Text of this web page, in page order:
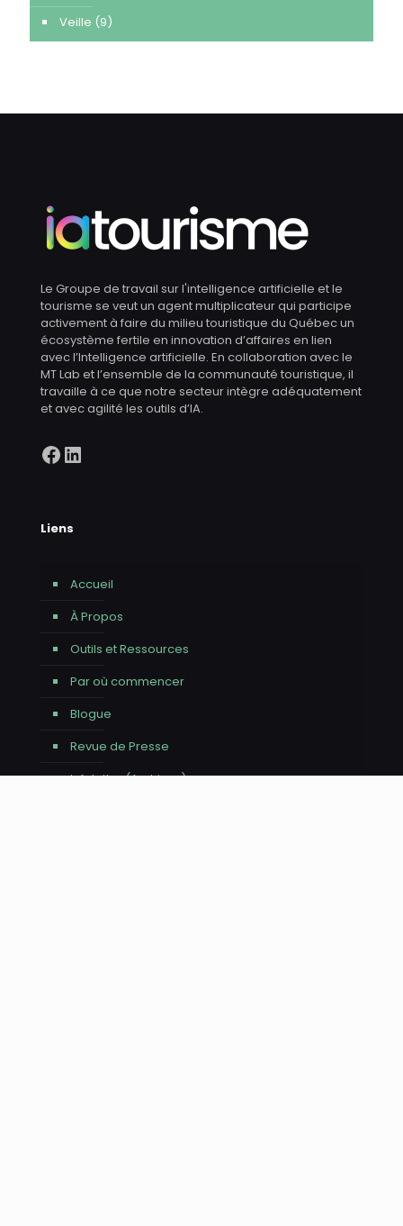
Veille (9)
Le Groupe de travail sur l'intelligence artificielle et le
tourisme se veut un agent multiplicateur qui participe
activement à faire du milieu touristique du Québec un
écosystème fertile en innovation d’affaires en lien
avec l’Intelligence artificielle. En collaboration avec le
MT Lab et l’ensemble de la communauté touristique, il
travaille à ce que notre secteur intègre adéquatement
et avec agilité les outils d’IA.
Facebook
LinkedIn
Liens
Accueil
À Propos
Outils et Ressources
Par où commencer
Blogue
Revue de Presse
Infolettre (Archives)